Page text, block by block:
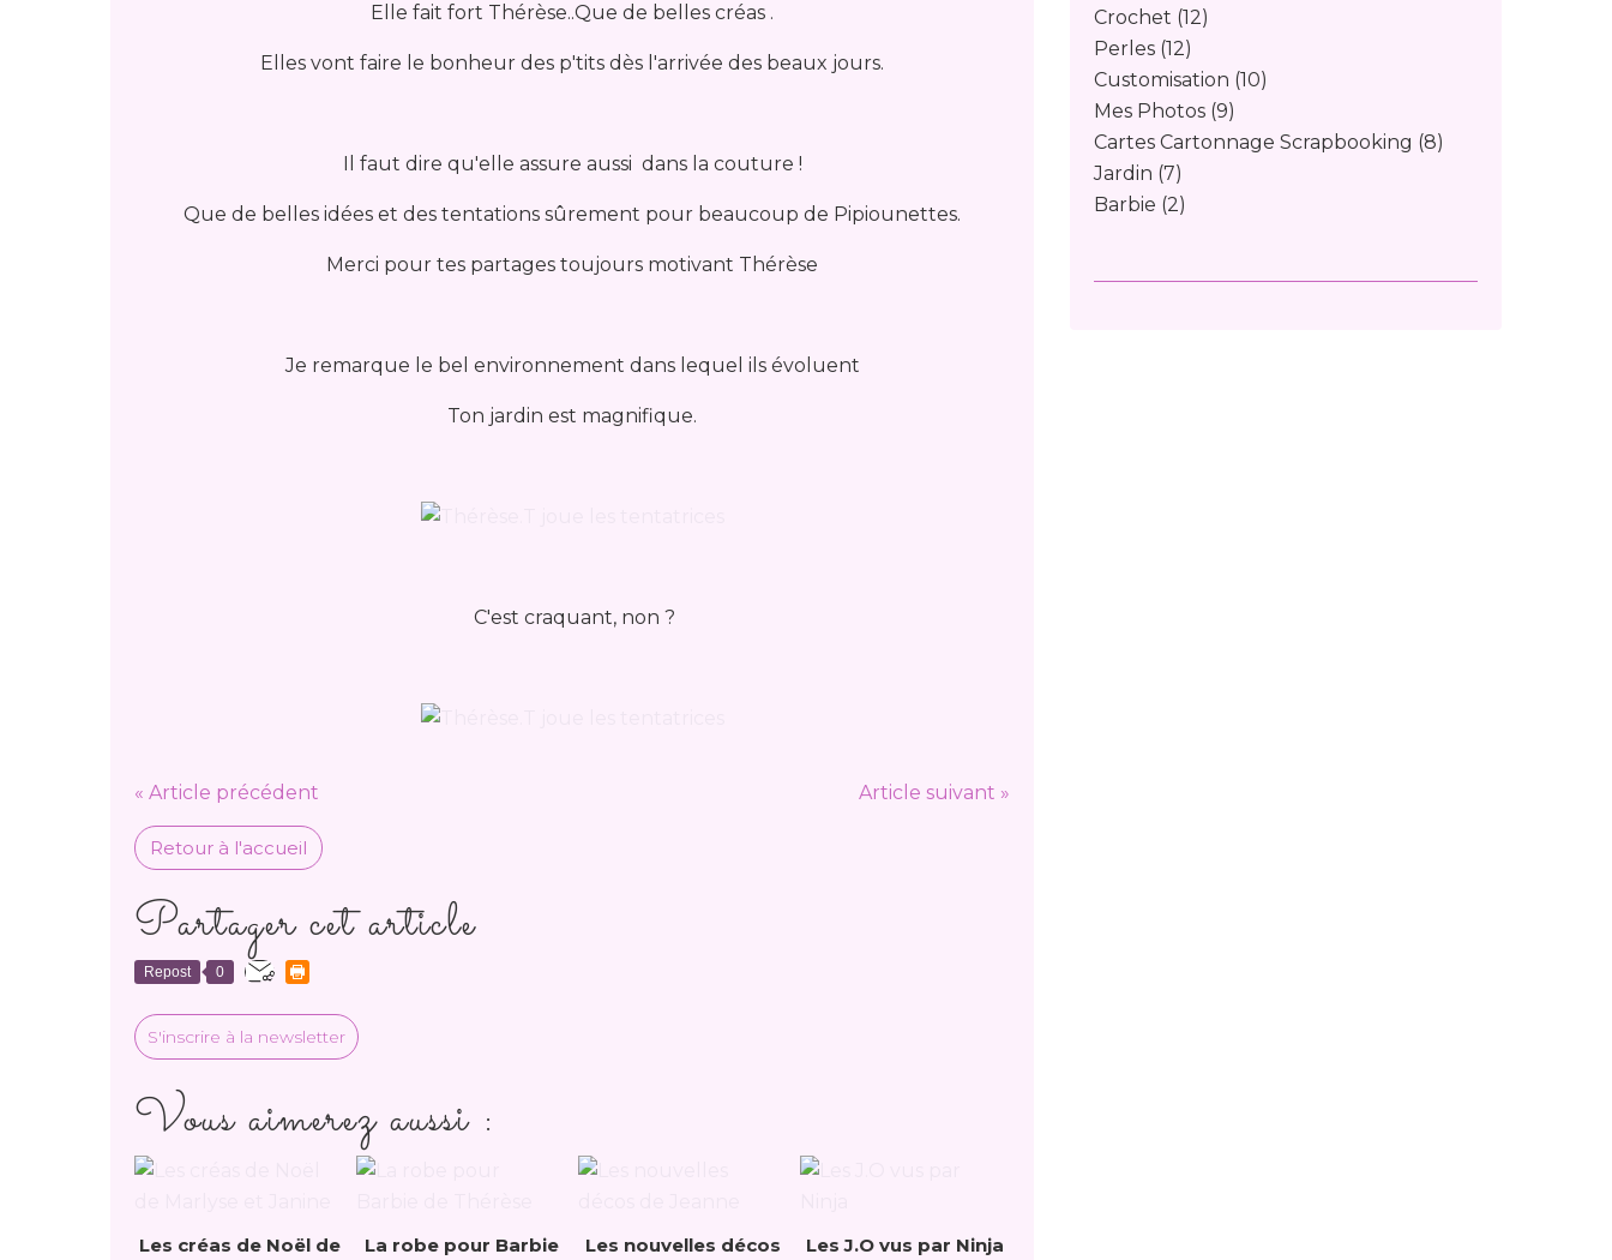
Elle fait fort Thérèse..Que de belles créas .
Elles vont faire le bonheur des p'tits dès l'arrivée des beaux jours.
Il faut dire qu'elle assure aussi dans la couture !
Que de belles idées et des tentations sûrement pour beaucoup de Pipiounettes.
Merci pour tes partages toujours motivant Thérèse
Je remarque le bel environnement dans lequel ils évoluent
Ton jardin est magnifique.
C'est craquant, non ?
« Article précédent Article suivant »
Retour à l'accueil
Partager cet article
Repost 0
S'inscrire à la newsletter
Vous aimerez aussi :
Les créas de Noël de
La robe pour Barbie
Les nouvelles décos
Les J.O vus par Ninja
Crochet (12)
Perles (12)
Customisation (10)
Mes Photos (9)
Cartes Cartonnage Scrapbooking (8)
Jardin (7)
Barbie (2)